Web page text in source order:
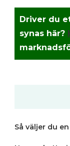
något?
Driver du
synas här?
Så väljer du